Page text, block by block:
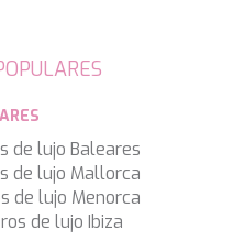
de lujo Baleares
de lujo Mallorca
de lujo Menorca
de lujo Ibiza